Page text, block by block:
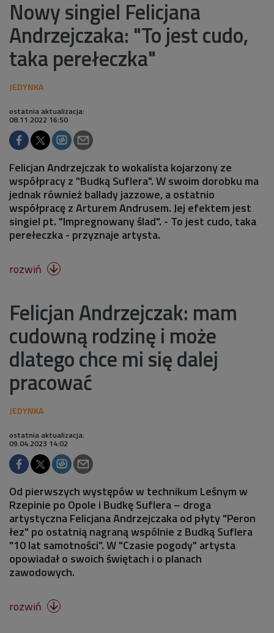
Nowy singiel Felicjana
Andrzejczaka: "To jest cudo,
taka perełeczka"
ostatnia aktualizacja:
08.11.2022 16:50
Felicjan Andrzejczak to wokalista kojarzony ze
współpracy z "Budką Suflera". W swoim dorobku ma
jednak również ballady jazzowe, a ostatnio
współpracę z Arturem Andrusem. Jej efektem jest
singiel pt. "Impregnowany ślad". - To jest cudo, taka
perełeczka - przyznaje artysta.
rozwiń 
Felicjan Andrzejczak: mam
cudowną rodzinę i może
dlatego chce mi się dalej
pracować
ostatnia aktualizacja:
09.04.2023 14:02
Od pierwszych występów w technikum Leśnym w
Rzepinie po Opole i Budkę Suflera – droga
artystyczna Felicjana Andrzejczaka od płyty "Peron
łez" po ostatnią nagraną wspólnie z Budką Suflera
"10 lat samotności". W "Czasie pogody" artysta
opowiadał o swoich świętach i o planach
zawodowych.
rozwiń 